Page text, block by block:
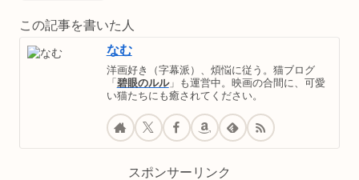
この記事を書いた人
なむ
洋画好き（字幕派）、煩悩に従う。猫ブログ
「碧眼のルル」も運営中。映画の合間に、可愛
い猫たちにも癒されてください。
スポンサーリンク